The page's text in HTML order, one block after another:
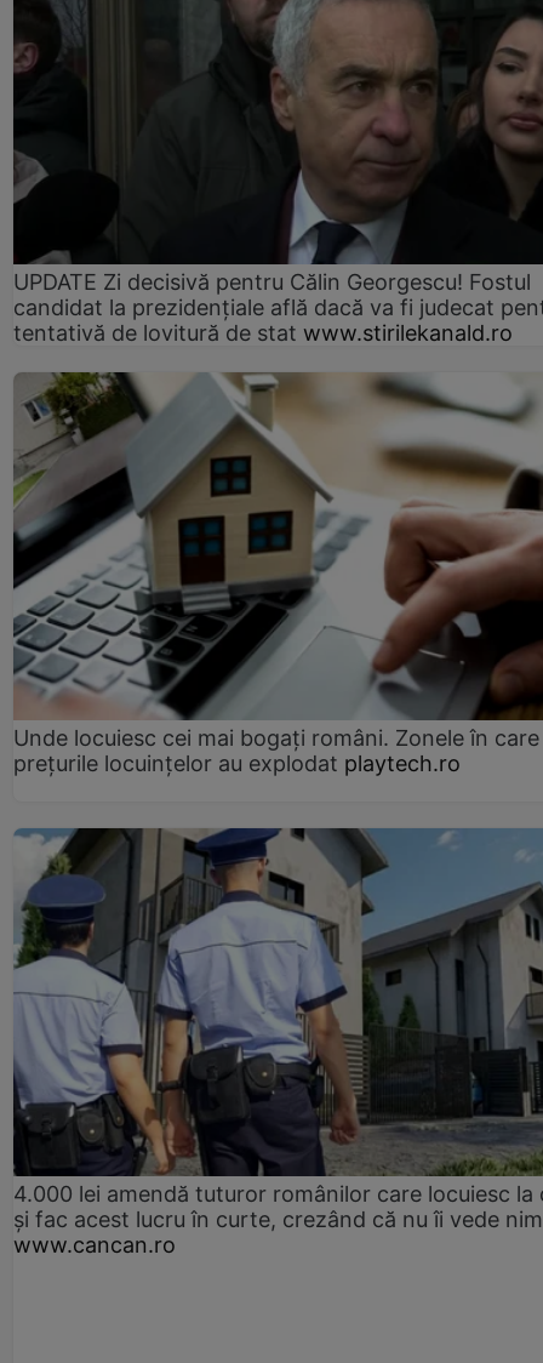
UPDATE Zi decisivă pentru Călin Georgescu! Fostul
candidat la prezidențiale află dacă va fi judecat
tentativă de lovitură de stat www.stirilekanald.ro
Unde locuiesc cei mai bogați români. Zonele în care
prețurile locuințelor au explodat playtech.ro
4.000 lei amendă tuturor românilor care locuiesc la
și fac acest lucru în curte, crezând că nu îi vede
www.cancan.ro